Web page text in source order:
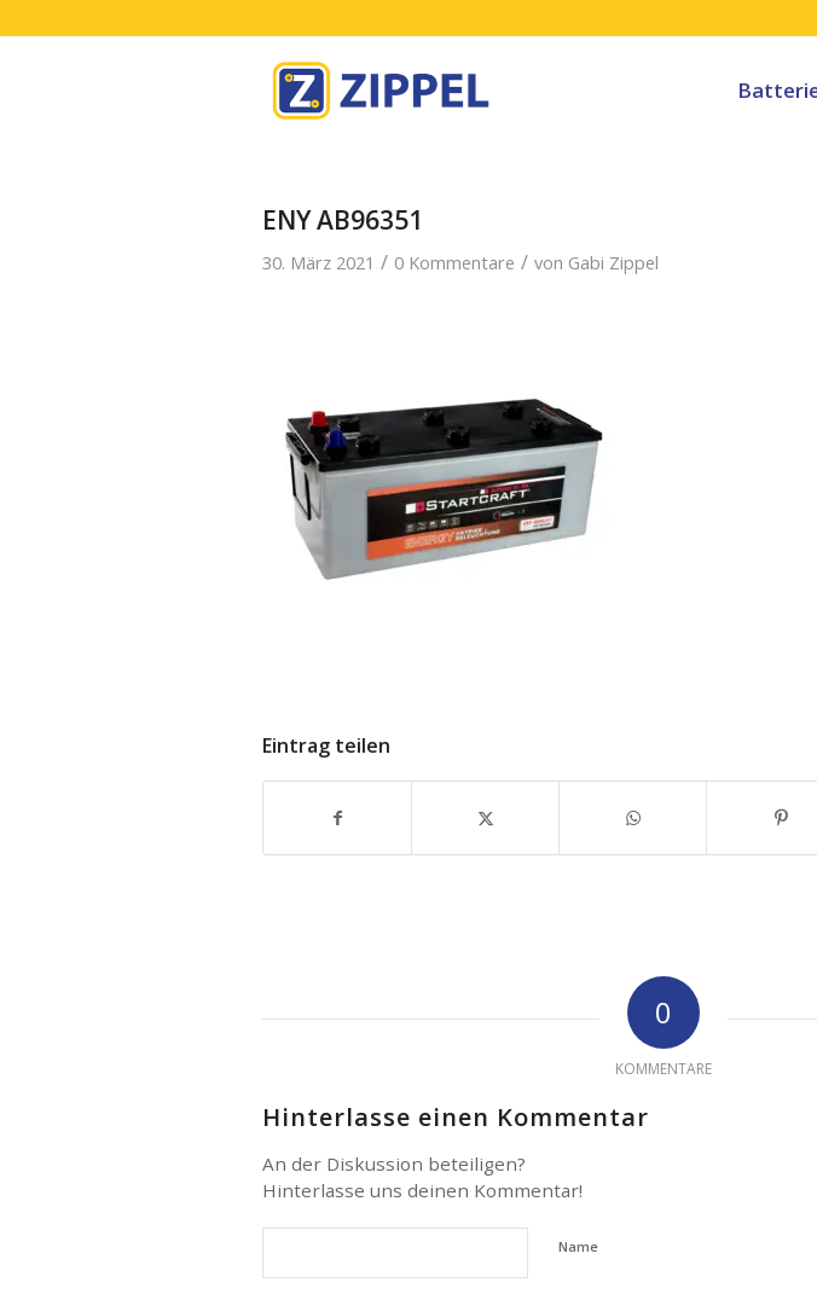
ENY AB96351
30. März 2021 / 0 Kommentare / von Gabi Zippel
Eintrag teilen
0
KOMMENTARE
Hinterlasse einen Kommentar
An der Diskussion beteiligen?
Hinterlasse uns deinen Kommentar!
Name